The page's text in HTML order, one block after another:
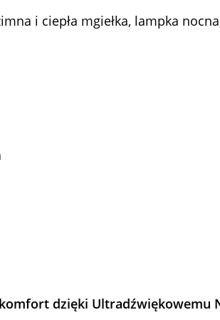
i ciepła mgiełka, lampka
dzięki Ultradźwiękowemu